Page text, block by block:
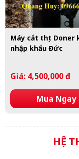
Máy cắt thịt Doner
nhập khẩu Đức
Giá: 4,500,000 đ
Mua Ngay
HỆ